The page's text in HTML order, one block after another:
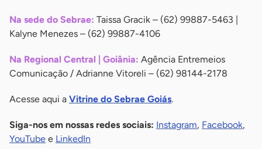
Na sede do Sebrae: Taissa Gracik – (62) 99887-5463 |
Kalyne Menezes – (62) 99887-4106
Na Regional Central | Goiânia: Agência Entremeios
Comunicação / Adrianne Vitoreli – (62) 98144-2178
Acesse aqui a Vitrine do Sebrae Goiás.
Siga-nos em nossas redes sociais: Instagram, Facebook,
YouTube e LinkedIn